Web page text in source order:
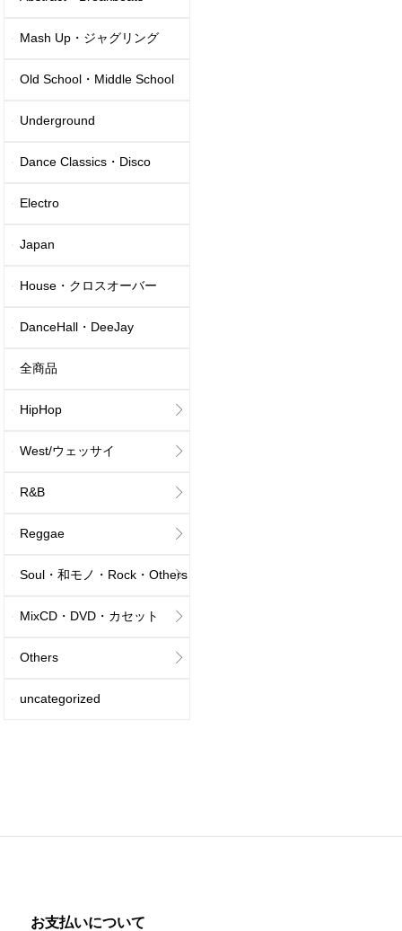
Mash Up・ジャグリング
Old School・Middle School
Underground
Dance Classics・Disco
Electro
Japan
House・クロスオーバー
DanceHall・DeeJay
全商品
HipHop
West/ウェッサイ
R&B
Reggae
Soul・和モノ・Rock・Others
MixCD・DVD・カセット
Others
uncategorized
お支払いについて